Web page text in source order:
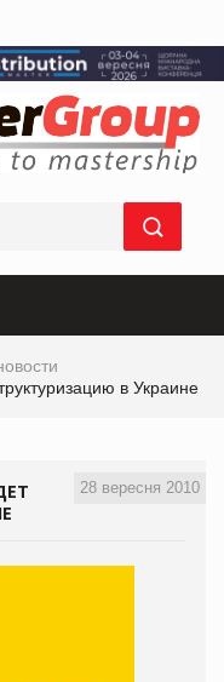
в Украине
28 вересня 2010